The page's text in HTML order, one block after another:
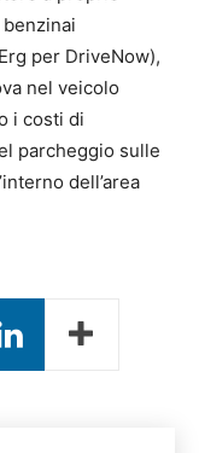
per DriveNow),
nel veicolo
i costi di
parcheggio sulle
dell’area